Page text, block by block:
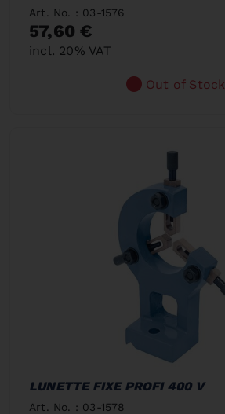
Art. No. : 03-1576
57,60 €
incl. 20% VAT
Out of Stock
LUNETTE FIXE PROFI 400 V
Art. No. : 03-1578